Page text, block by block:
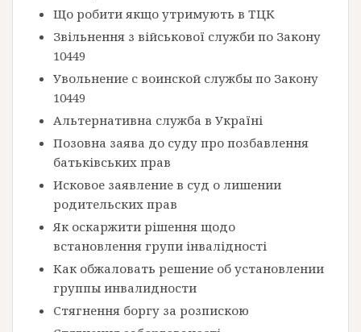
Що робити якщо утримують в ТЦК
Звільнення з військової служби по Закону
10449
Увольнение с воинской службы по Закону
10449
Альтернативна служба в Україні
Позовна заява до суду про позбавлення
батьківських прав
Исковое заявление в суд о лишении
родительских прав
Як оскаржити рішення щодо
встановлення групи інвалідності
Как обжаловать решение об установлении
группы инвалидности
Стягнення боргу за розпискою